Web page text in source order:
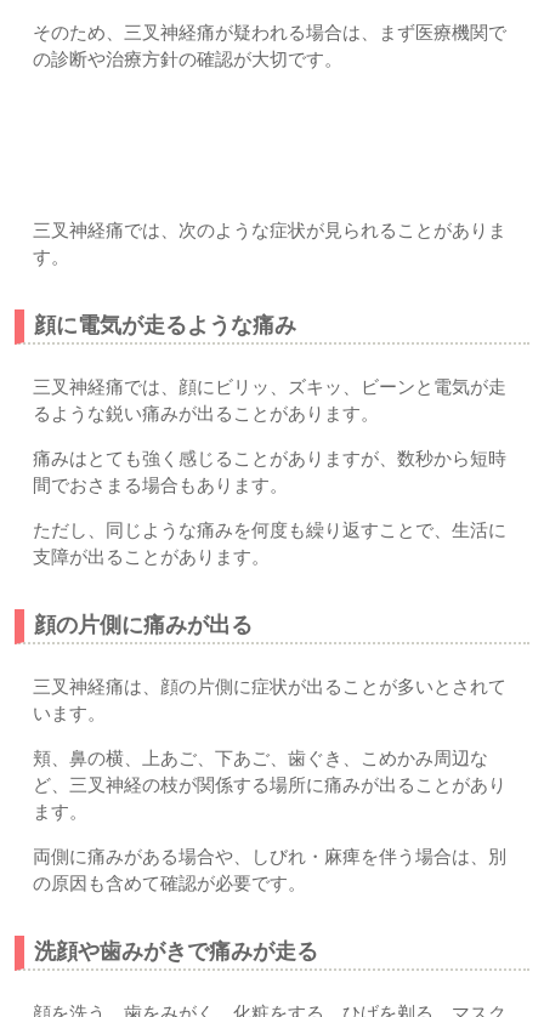
そのため、三叉神経痛が疑われる場合は、まず医療機関で
の診断や治療方針の確認が大切です。
三叉神経痛では、次のような症状が見られることがありま
す。
顔に電気が走るような痛み
三叉神経痛では、顔にビリッ、ズキッ、ビーンと電気が走
るような鋭い痛みが出ることがあります。
痛みはとても強く感じることがありますが、数秒から短時
間でおさまる場合もあります。
ただし、同じような痛みを何度も繰り返すことで、生活に
支障が出ることがあります。
顔の片側に痛みが出る
三叉神経痛は、顔の片側に症状が出ることが多いとされて
います。
頬、鼻の横、上あご、下あご、歯ぐき、こめかみ周辺な
ど、三叉神経の枝が関係する場所に痛みが出ることがあり
ます。
両側に痛みがある場合や、しびれ・麻痺を伴う場合は、別
の原因も含めて確認が必要です。
洗顔や歯みがきで痛みが走る
顔を洗う、歯をみがく、化粧をする、ひげを剃る、マスク